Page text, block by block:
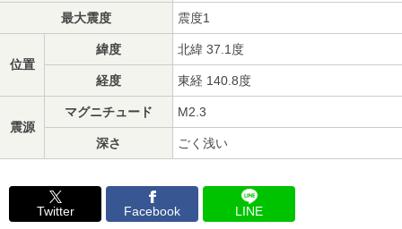
最大震度 震度1
位置
緯度 北緯 37.1度
経度 東経 140.8度
震源
マグニチュード M2.3
深さ ごく浅い
Twitter Facebook LINE